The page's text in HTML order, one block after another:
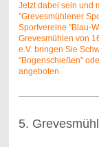
Jetzt dabei sein und
"Grevesmühlener
Sportvereine "Blau-
Grevesmühlen von
e.V. bringen Sie
"Bogenschießen"
angeboten.
5.